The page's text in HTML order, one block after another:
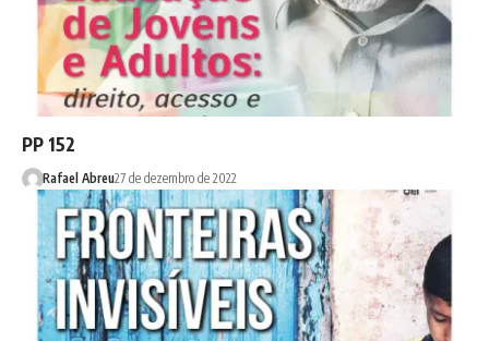
PP 152
Rafael Abreu27 de dezembro de 2022